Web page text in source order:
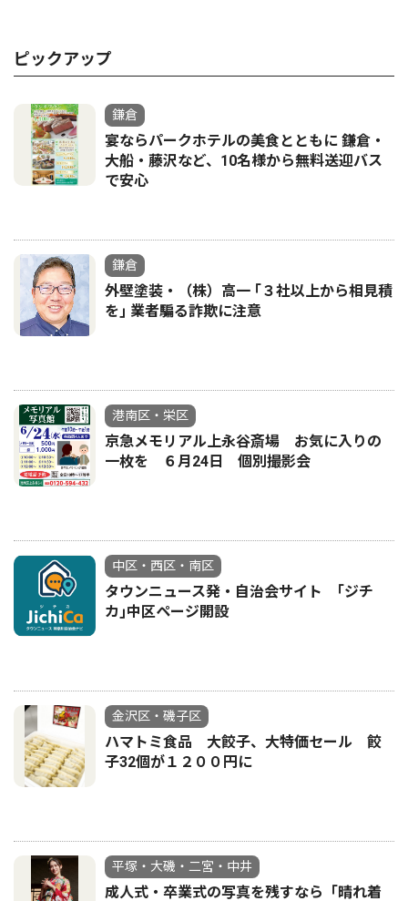
ピックアップ
鎌倉
宴ならパークホテルの美食とともに 鎌倉・
大船・藤沢など、10名様から無料送迎バス
で安心
鎌倉
外壁塗装・（株）高一 ｢３社以上から相見積
を｣ 業者騙る詐欺に注意
港南区・栄区
京急メモリアル上永谷斎場 お気に入りの
一枚を ６月24日 個別撮影会
中区・西区・南区
タウンニュース発・自治会サイト ｢ジチ
カ｣中区ページ開設
金沢区・磯子区
ハマトミ食品 大餃子、大特価セール 餃
子32個が１２００円に
平塚・大磯・二宮・中井
成人式・卒業式の写真を残すなら「晴れ着